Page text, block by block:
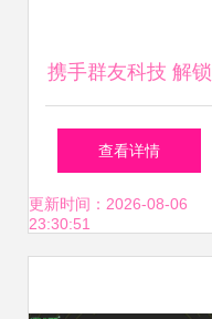
携手群友科技 解锁
私域流量推广新蓝
海，共创互联网创
查看详情
更新时间：2026-08-06
23:30:51